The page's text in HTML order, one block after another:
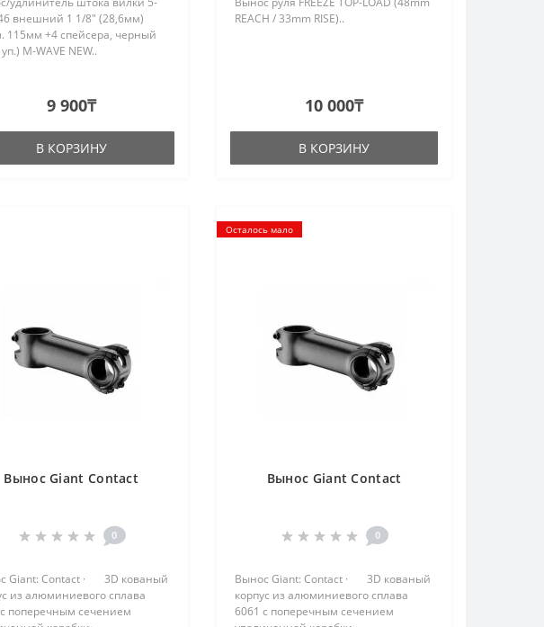
внешний 1 1/8" (28,6мм)
115мм +4 спейсера, черный
M-WAVE NEW..
9 900₸
В КОРЗИНУ
REACH / 33mm RISE)..
10 000₸
В КОРЗИНУ
Вынос Giant Contact
0
Giant: Contact · 3D кованый
из алюминиевого сплава
поперечным сечением
Осталось мало
Вынос Giant Contact
0
Вынос Giant: Contact · 3D кованый
корпус из алюминиевого сплава
6061 с поперечным сечением